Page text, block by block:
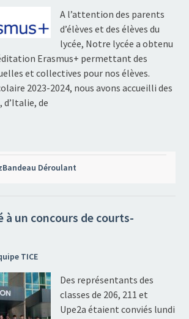
A l’attention des parents
d’élèves et des élèves du
lycée, Notre lycée a obtenu
Erasmus+ permettant des
et collectives pour nos élèves.
2023-2024, nous avons accueilli des
d’Italie, de
Déroulant
à un concours de courts-
TICE
Des représentants des
classes de 206, 211 et
Upe2a étaient conviés lundi